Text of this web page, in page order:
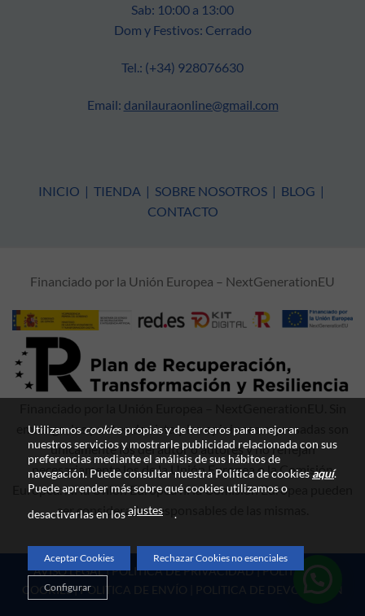
Sab: 10:00 a 13:00
Dom y Festivos: Cerrado
Tel.: (+34) 928076630
Email: danilauraonline@gmail.com
INICIO | TIENDA | SOBRE NOSOTROS | BLOG |
CONTACTO
Financiado por la Unión Europea – NextGenerationEU
embargo, los puntos de vista y las opiniones expresadas son
únicamente los del autor o autores y no reflejan
necesariamente los de la Unión Europea o la Comisión
Europea. Ni la Unión Europea ni la Comisión Europea pueden
ser consideradas responsables de las mismas.
AVISO LEGAL|POLITICA DE PRIVACIDAD|POLITICA DE
COOKIES|POLITICA DE ENVÍO POLITICA DE DEVOLUCIÓN
Utilizamos cookies propias y de terceros para mejorar
nuestros servicios y mostrarle publicidad relacionada con sus
preferencias mediante el análisis de sus hábitos de
navegación. Puede consultar nuestra Política de cookies aquí.
Puede aprender más sobre qué cookies utilizamos o
desactivarlas en losajustes .
Aceptar Cookies Rechazar Cookies no esenciales
Configurar